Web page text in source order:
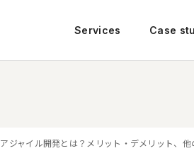
Services Case
アジャイル開発とは？メリット・デメリット、